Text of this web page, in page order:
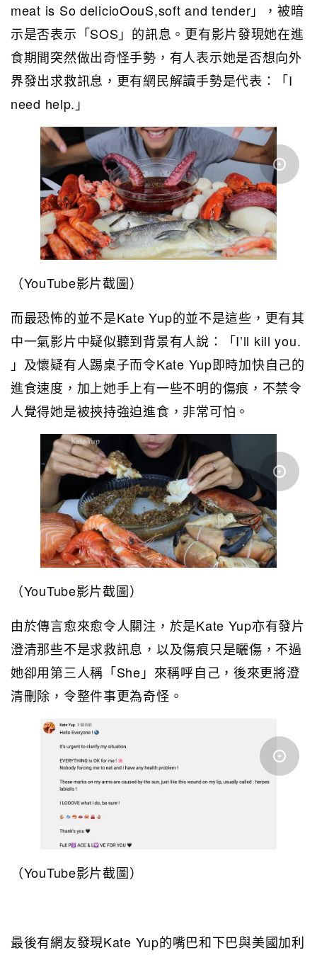
meat is So delicioOouS,soft and tender」，被暗
示是否表示「SOS」的訊息。更有影片發現她在進
食期間突然做出奇怪手勢，有人表示她是否想向外
界發出求救訊息，更有網民解讀手勢是代表：「I
need help.」
（YouTube影片截圖）
而最恐怖的並不是Kate Yup的並不是這些，更有其
中一氣影片中疑似聽到背景有人說：「I’ll kill you.
」及懷疑有人踢桌子而令Kate Yup即時加快自己的
進食速度，加上她手上有一些不明的傷痕，不禁令
人覺得她是被挾持強迫進食，非常可怕。
（YouTube影片截圖）
由於傳言愈來愈令人關注，於是Kate Yup亦有發片
澄清那些不是求救訊息，以及傷痕只是曬傷，不過
她卻用第三人稱「She」來稱呼自己，後來更將澄
清刪除，令整件事更為奇怪。
（YouTube影片截圖）
最後有網友發現Kate Yup的嘴巴和下巴與美國加利